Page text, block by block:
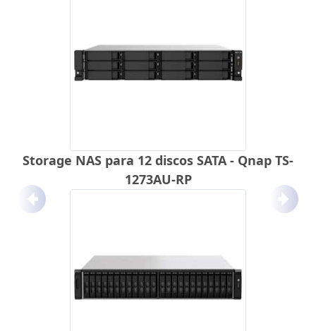
Storage NAS para 12 discos SATA - Qnap TS-
1273AU-RP
Anterior